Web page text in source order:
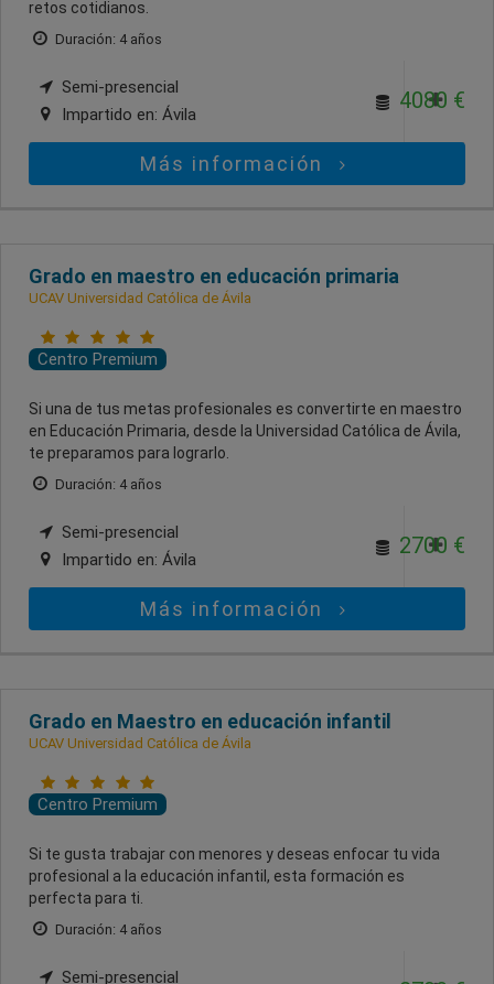
retos cotidianos.
Duración: 4 años
Semi-presencial
Impartido en: Ávila
4080 €
Más información
Grado en maestro en educación primaria
UCAV Universidad Católica de Ávila
Centro Premium
Si una de tus metas profesionales es convertirte en maestro
en Educación Primaria, desde la Universidad Católica de Ávila,
te preparamos para lograrlo.
Duración: 4 años
Semi-presencial
Impartido en: Ávila
2700 €
Más información
Grado en Maestro en educación infantil
UCAV Universidad Católica de Ávila
Centro Premium
Si te gusta trabajar con menores y deseas enfocar tu vida
profesional a la educación infantil, esta formación es
perfecta para ti.
Duración: 4 años
Semi-presencial